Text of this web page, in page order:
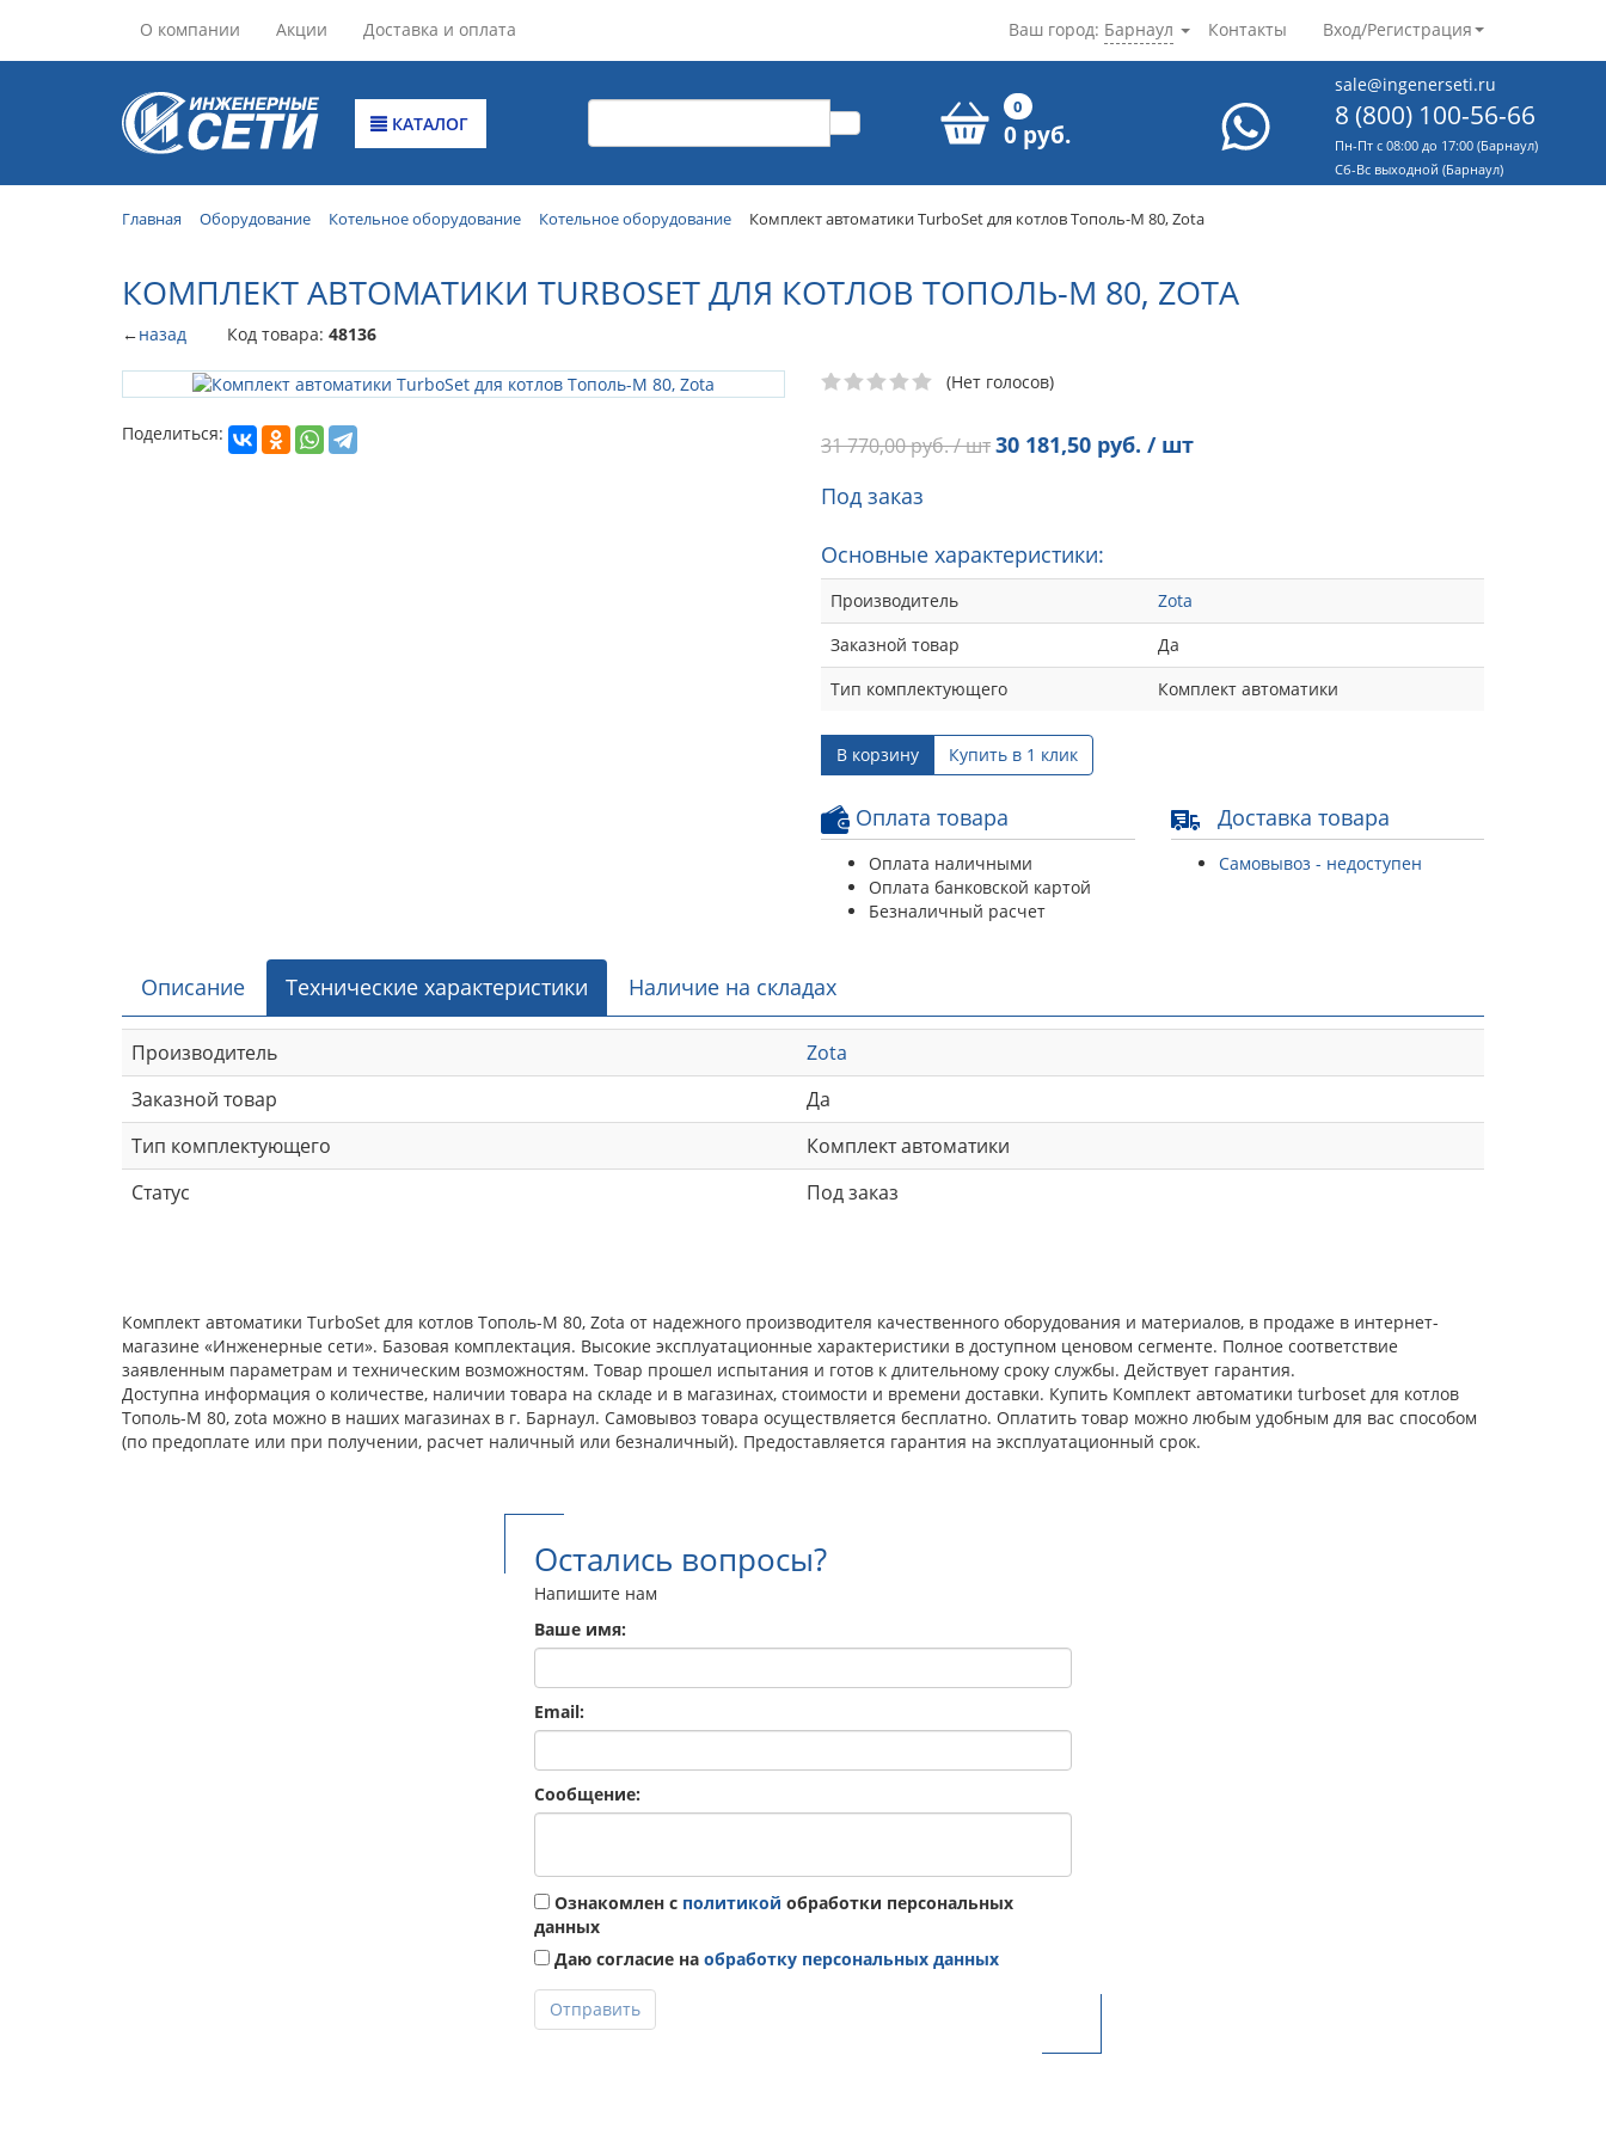
О компании Акции Доставка и оплата Контакты Вход/Регистрация
Ваш город: Барнаул
КАТАЛОГ
0
0 руб.
sale@ingenerseti.ru
8 (800) 100-56-66
Пн-Пт с 08:00 до 17:00 (Барнаул)
Cб-Вс выходной (Барнаул)
Главная Оборудование Котельное оборудование Котельное оборудование Комплект автоматики TurboSet для котлов Тополь-М 80, Zota
КОМПЛЕКТ АВТОМАТИКИ TURBOSET ДЛЯ КОТЛОВ ТОПОЛЬ-М 80, ZOTA
←назад Код товара: 48136
Поделиться:
(Нет голосов)
31 770,00руб. / шт30 181,50 руб. / шт
Под заказ
Основные характеристики:
Производитель
Zota
Заказной товар
Да
Тип комплектующего
Комплект автоматики
В корзину Купить в 1 клик
Оплата товара
Оплата наличными
Оплата банковской картой
Безналичный расчет
Доставка товара
Самовывоз - недоступен
Описание Технические характеристики Наличие на складах
Производитель
Zota
Заказной товар
Да
Тип комплектующего
Комплект автоматики
Статус
Под заказ
Комплект автоматики TurboSet для котлов Тополь-М 80, Zota от надежного производителя качественного оборудования и материалов, в продаже в интернет-
магазине «Инженерные сети». Базовая комплектация. Высокие эксплуатационные характеристики в доступном ценовом сегменте. Полное соответствие
заявленным параметрам и техническим возможностям. Товар прошел испытания и готов к длительному сроку службы. Действует гарантия.
Доступна информация о количестве, наличии товара на складе и в магазинах, стоимости и времени доставки. Купить Комплект автоматики turboset для котлов
Тополь-М 80, zota можно в наших магазинах в г. Барнаул. Самовывоз товара осуществляется бесплатно. Оплатить товар можно любым удобным для вас способом
(по предоплате или при получении, расчет наличный или безналичный). Предоставляется гарантия на эксплуатационный срок.
Остались вопросы?
Напишите нам
Ваше имя:
Email:
Сообщение:
Ознакомлен с политикой обработки персональных
данных
Даю согласие на обработку персональных данных
Отправить